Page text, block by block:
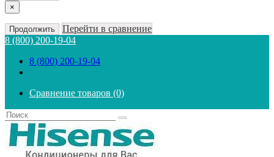
×
Продолжить
Перейти в сравнение
8 (800) 200-19-04
8 (800) 200-19-04
Сравнение товаров (0)